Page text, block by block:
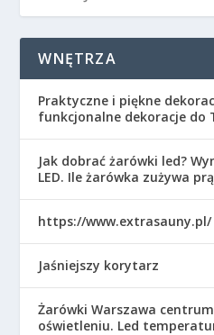
WNĘTRZA
Praktyczne i piękne
funkcjonalne dekoracje do
Jak dobrać żarówki led?
LED. Ile żarówka zużywa
https://www.extrasauny.pl/
Jaśniejszy korytarz
Żarówki Warszawa
oświetleniu. Led